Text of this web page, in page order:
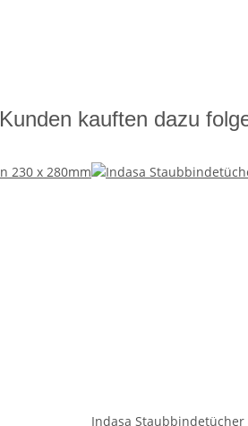
Kunden kauften dazu
Indasa Staubbindetücher